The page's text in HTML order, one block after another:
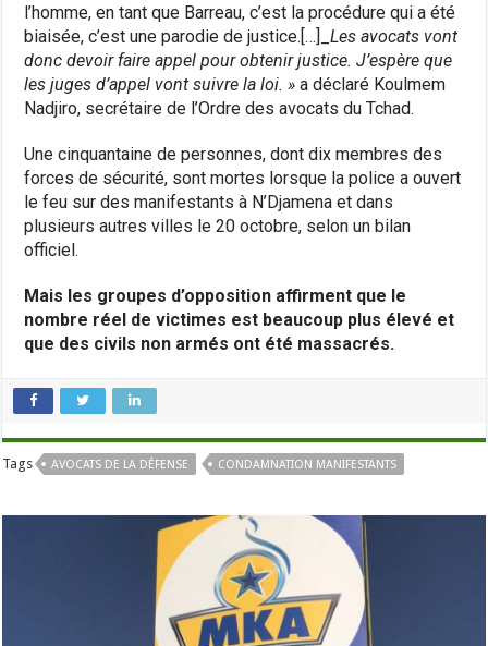
l’homme, en tant que Barreau, c’est la procédure qui a été
biaisée, c’est une parodie de justice.[…]_Les avocats vont
donc devoir faire appel pour obtenir justice. J’espère que
les juges d’appel vont suivre la loi. » a déclaré Koulmem
Nadjiro, secrétaire de l’Ordre des avocats du Tchad.
Une cinquantaine de personnes, dont dix membres des
forces de sécurité, sont mortes lorsque la police a ouvert
le feu sur des manifestants à N’Djamena et dans
plusieurs autres villes le 20 octobre, selon un bilan
officiel.
Mais les groupes d’opposition affirment que le
nombre réel de victimes est beaucoup plus élevé et
que des civils non armés ont été massacrés.
Tags AVOCATS DE LA DÉFENSE CONDAMNATION MANIFESTANTS